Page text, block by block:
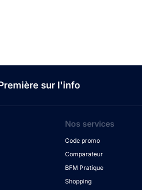
sur l'info
Nos services
Code promo
Comparateur
BFM Pratique
Shopping